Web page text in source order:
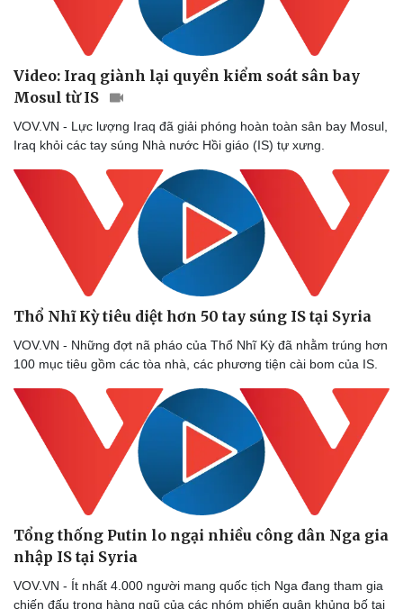
Thể thao
Ô tô - Xe máy
Video: Iraq giành lại quyền kiểm soát sân bay
Mosul từ IS
VOV.VN - Lực lượng Iraq đã giải phóng hoàn toàn sân bay Mosul,
Iraq khỏi các tay súng Nhà nước Hồi giáo (IS) tự xưng.
Thổ Nhĩ Kỳ tiêu diệt hơn 50 tay súng IS tại Syria
VOV.VN - Những đợt nã pháo của Thổ Nhĩ Kỳ đã nhằm trúng hơn
100 mục tiêu gồm các tòa nhà, các phương tiện cài bom của IS.
Tổng thống Putin lo ngại nhiều công dân Nga gia
nhập IS tại Syria
VOV.VN - Ít nhất 4.000 người mang quốc tịch Nga đang tham gia
chiến đấu trong hàng ngũ của các nhóm phiến quân khủng bố tại